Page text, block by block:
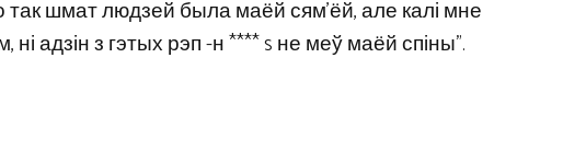
шмат людзей была маёй сям’ёй, але калі мне
адзін з гэтых рэп -н **** s не меў маёй спіны”.